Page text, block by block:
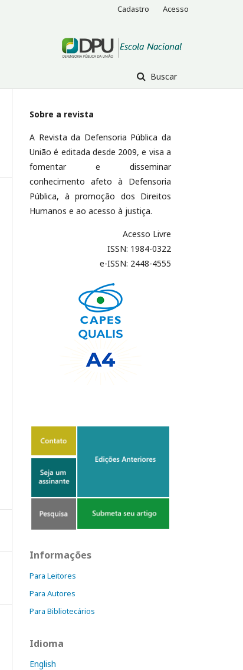
Buscar
Cadastro Acesso
Sobre a revista
A Revista da Defensoria Pública da
União é editada desde 2009, e visa a
fomentar e disseminar
conhecimento afeto à Defensoria
Pública, à promoção dos Direitos
Humanos e ao acesso à justiça.
Acesso Livre
ISSN: 1984-0322
e-ISSN: 2448-4555
Informações
Para Leitores
Para Autores
Para Bibliotecários
Idioma
English